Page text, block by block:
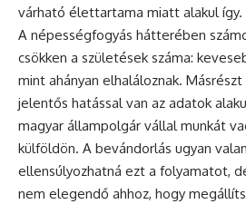
várható élettartama miatt alakul így.
A népességfogyás hátterében
csökken a születések száma:
mint ahányan elhaláloznak.
jelentős hatással van az adatok
magyar állampolgár vállal munkát
külföldön. A bevándorlás ugyan
ellensúlyozhatná ezt a folyamatot,
nem elegendő ahhoz, hogy